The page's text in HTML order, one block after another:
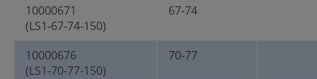
10000671
(LS1-67-74-150)
67-74
10000676
(LS1-70-77-150)
70-77